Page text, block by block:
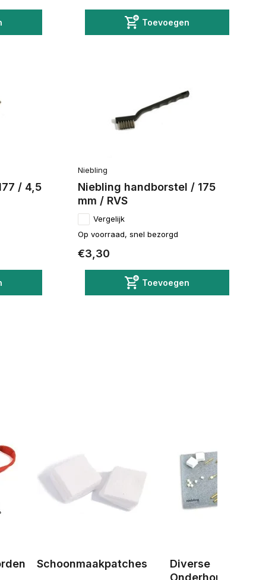
Toevoegen
/ 4,5
Niebling
Niebling handborstel / 175
mm / RVS
Vergelijk
Op voorraad, snel bezorgd
€3,30
Toevoegen
Schoonmaakpatches
Diverse